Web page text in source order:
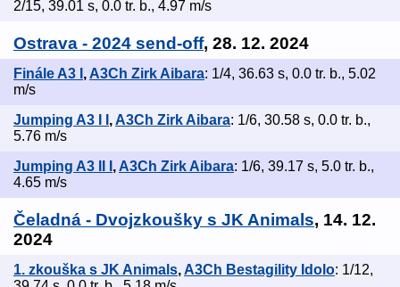
2/15, 39.01 s, 0.0 tr. b., 4.97 m/s
Ostrava - 2024 send-off, 28. 12. 2024
Finále A3 I , A3Ch Zirk Aibara: 1/4, 36.63 s, 0.0 tr. b., 5.02
m/s
Jumping A3 I I ,A3Ch Zirk Aibara: 1/6, 30.58 s, 0.0 tr. b.,
5.76 m/s
Jumping A3 II I , A3Ch Zirk Aibara: 1/6, 39.17 s, 5.0 tr. b.,
4.65 m/s
Čeladná - Dvojzkoušky s JK Animals, 14. 12.
2024
1. zkouška s JK Animals,A3Ch Bestagility Idolo: 1/12,